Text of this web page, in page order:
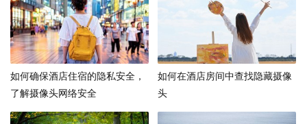
如何确保酒店住宿的隐私安全，
了解摄像头网络安全
如何在酒店房间中查找隐藏摄像
头